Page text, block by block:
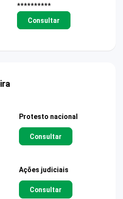
**********
Consultar
Protesto nacional
Consultar
Ações judiciais
Consultar